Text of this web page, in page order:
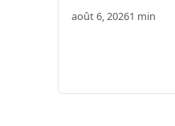
août 6, 20261 min